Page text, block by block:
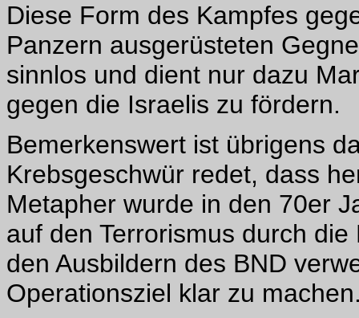
Diese Form des Kampfes
Panzern ausgerüsteten
sinnlos und dient nur dazu
gegen die Israelis zu fördern.
Bemerkenswert ist übrigens
Krebsgeschwür redet, dass
Metapher wurde in den 70er
auf den Terrorismus durch
den Ausbildern des BND
Operationsziel klar zu